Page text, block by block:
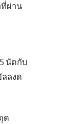
ที่ผ่าน
นัดกับ
ลงด
ด